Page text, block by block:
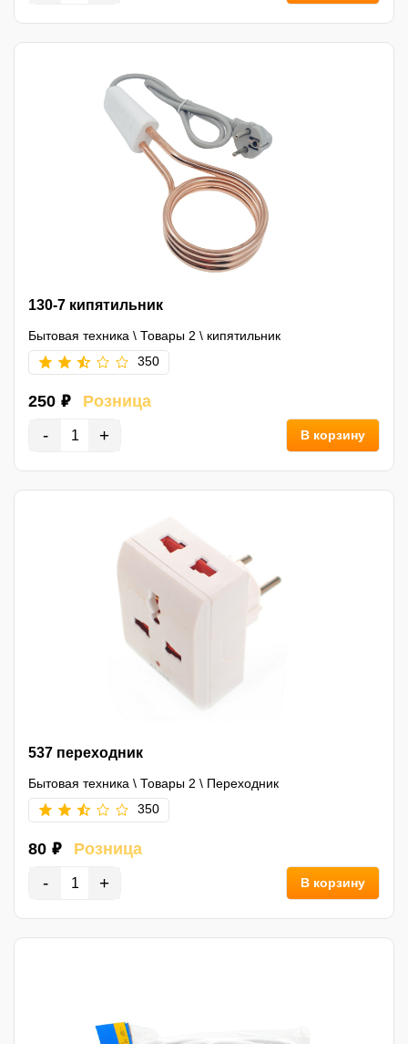
130-7 кипятильник
Бытовая техника \ Товары 2 \ кипятильник
350
250 ₽ Розница
- + В корзину
537 переходник
Бытовая техника \ Товары 2 \ Переходник
350
80 ₽ Розница
- + В корзину